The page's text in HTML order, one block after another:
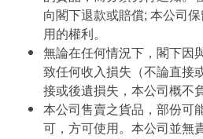
向閣下退款或賠償; 本公司
用的權利。
無論在任何情況下，閣下因
致任何收入損失（不論直接
接或後遺損失，本公司概不
本公司售賣之貨品，部份可
可，方可使用。本公司並無